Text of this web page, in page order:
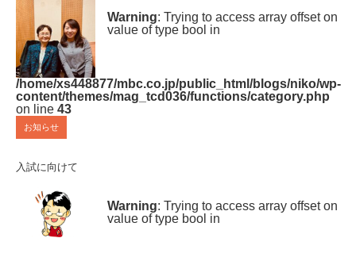
Warning: Trying to access array offset on
value of type bool in
/home/xs448877/mbc.co.jp/public_html/blogs/niko/wp-
content/themes/mag_tcd036/functions/category.php
on line 43
お知らせ
入試に向けて
Warning: Trying to access array offset on
value of type bool in